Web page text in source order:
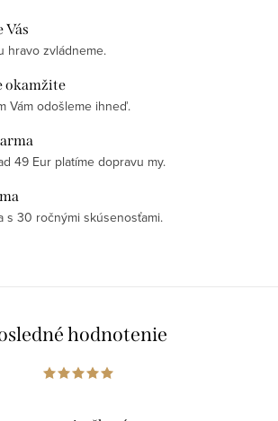
Vás
hravo zvládneme.
okamžite
Vám odošleme ihneď.
49 Eur platíme dopravu my.
s 30 ročnými skúsenosťami.
hodnotenie